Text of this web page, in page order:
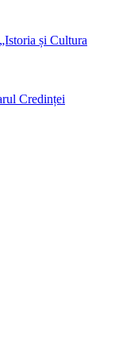
și Cultura